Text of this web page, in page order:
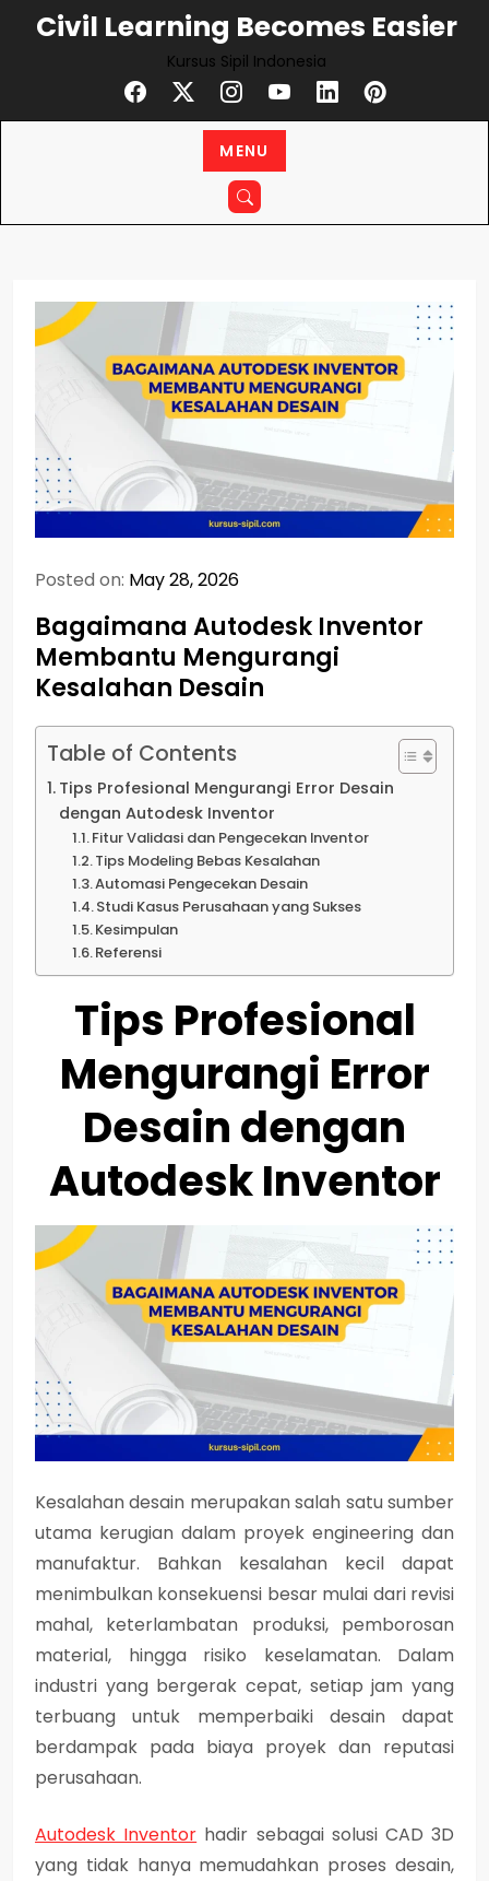
Civil Learning Becomes Easier
Kursus Sipil Indonesia
MENU
Posted on: May 28, 2026
Bagaimana Autodesk Inventor
Membantu Mengurangi
Kesalahan Desain
Table of Contents
Tips Profesional Mengurangi Error Desain
dengan Autodesk Inventor
Fitur Validasi dan Pengecekan Inventor
Tips Modeling Bebas Kesalahan
Automasi Pengecekan Desain
Studi Kasus Perusahaan yang Sukses
Kesimpulan
Referensi
Tips Profesional
Mengurangi Error
Desain dengan
Autodesk Inventor
Kesalahan desain merupakan salah satu sumber
utama kerugian dalam proyek engineering dan
manufaktur. Bahkan kesalahan kecil dapat
menimbulkan konsekuensi besar mulai dari revisi
mahal, keterlambatan produksi, pemborosan
material, hingga risiko keselamatan. Dalam
industri yang bergerak cepat, setiap jam yang
terbuang untuk memperbaiki desain dapat
berdampak pada biaya proyek dan reputasi
perusahaan.
Autodesk Inventor hadir sebagai solusi CAD 3D
yang tidak hanya memudahkan proses desain,